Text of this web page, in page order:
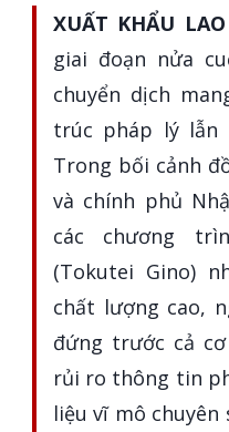
XUẤT KHẨU
giai đoạn nửa
chuyển dịch
trúc pháp lý lẫn
Trong bối cảnh
và chính phủ
các chương
(Tokutei Gino)
chất lượng cao,
đứng trước cả
rủi ro thông tin
liệu vĩ mô chuyên